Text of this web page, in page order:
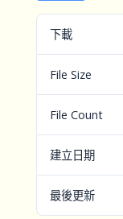
下載
File Size
File Count
建立日期
最後更新